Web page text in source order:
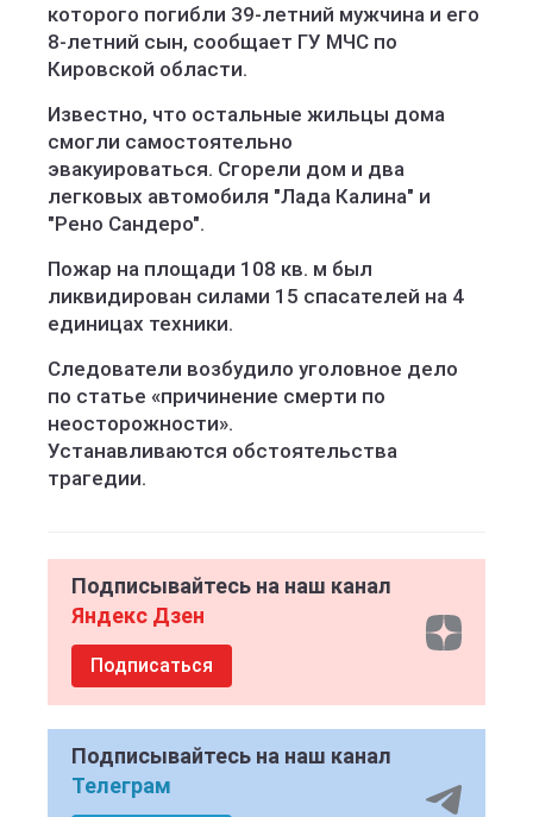
которого погибли 39-летний мужчина и его
8-летний сын, сообщает ГУ МЧС по
Кировской области.
Известно, что остальные жильцы дома
смогли самостоятельно
эвакуироваться. Сгорели дом и два
легковых автомобиля "Лада Калина" и
"Рено Сандеро".
Пожар на площади 108 кв. м был
ликвидирован силами 15 спасателей на 4
единицах техники.
Следователи возбудило уголовное дело
по статье «причинение смерти по
неосторожности».
Устанавливаются обстоятельства
трагедии.
Подписывайтесь на наш канал
Яндекс Дзен
Подписаться
Подписывайтесь на наш канал
Телеграм